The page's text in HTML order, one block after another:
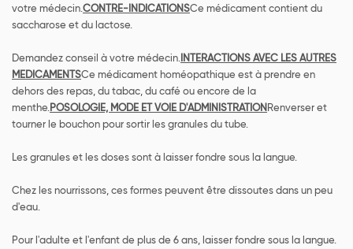
votre médecin.CONTRE-INDICATIONSCe médicament contient du
saccharose et du lactose.
Demandez conseil à votre médecin. INTERACTIONS AVEC LES AUTRES
MEDICAMENTSCe médicament homéopathique est à prendre en
dehors des repas, du tabac, du café ou encore de la
menthe.POSOLOGIE, MODE ET VOIE D'ADMINISTRATION Renverser et
tourner le bouchon pour sortir les granules du tube.
Les granules et les doses sont à laisser fondre sous la langue.
Chez les nourrissons, ces formes peuvent être dissoutes dans un peu
d'eau.
Pour l'adulte et l'enfant de plus de 6 ans, laisser fondre sous la langue.